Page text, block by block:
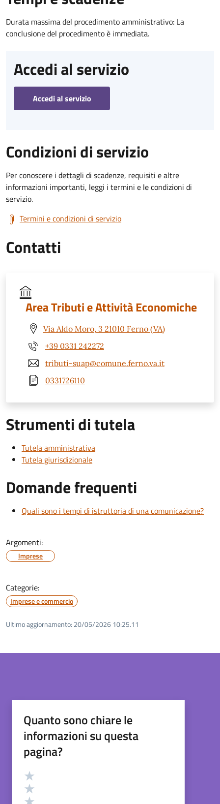
Durata massima del procedimento amministrativo: La
conclusione del procedimento è immediata.
Accedi al servizio
Accedi al servizio
Condizioni di servizio
Per conoscere i dettagli di scadenze, requisiti e altre
informazioni importanti, leggi i termini e le condizioni di
servizio.
Termini e condizioni di servizio
Contatti
Area Tributi e Attività Economiche
Via Aldo Moro, 3 21010 Ferno (VA)
+39 0331 242272
tributi-suap@comune.ferno.va.it
0331726110
Strumenti di tutela
Tutela amministrativa
Tutela giurisdizionale
Domande frequenti
Quali sono i tempi di istruttoria di una comunicazione?
Argomenti:
Imprese
Categorie:
Imprese e commercio
Ultimo aggiornamento: 20/05/2026 10:25.11
Quanto sono chiare le
informazioni su questa
pagina?
Valutazione